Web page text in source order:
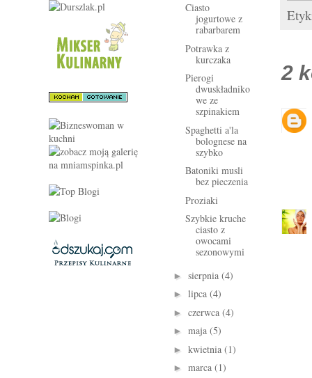
2
Ciasto
jogurtowe z
rabarbarem
Potrawka z
kurczaka
Pierogi
dwuskładniko
we ze
szpinakiem
Spaghetti a'la
bolognese na
szybko
Batoniki musli
bez pieczenia
Proziaki
Szybkie kruche
ciasto z
owocami
sezonowymi
► sierpnia (4)
► lipca (4)
► czerwca (4)
► maja (5)
► kwietnia (1)
► marca (1)